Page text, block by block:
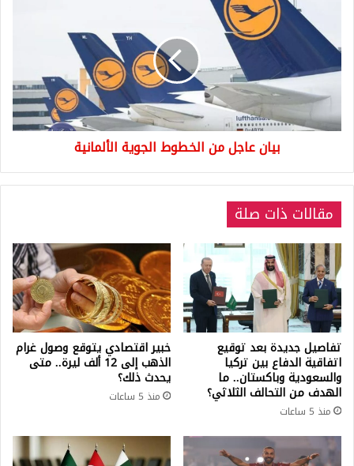
الخطوط
الجوية
الألمانية
بيان عاجل من الخطوط الجوية الألمانية
مقالات ذات صلة
تفاصيل جديدة بعد توقيع
اتفاقية الدفاع بين تركيا
والسعودية وباكستان.. ما
الهدف من التحالف الثلاثي؟
منذ 5 ساعات
خبير اقتصادي يتوقع وصول غرام
الذهب إلى 12 ألف ليرة.. متى
يحدث ذلك؟
منذ 5 ساعات